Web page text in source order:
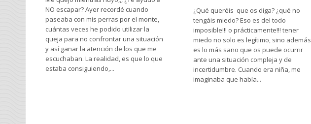
NO escapar? Ayer recordé cuando
paseaba con mis perras por el monte,
cuántas veces he podido utilizar la
queja para no confrontar una situación
y así ganar la atención de los que me
escuchaban. La realidad, es que lo que
estaba consiguiendo,...
¿Qué queréis que os diga? ¿qué no
tengáis miedo? Eso es del todo
imposible!!! o prácticamente!!! tener
miedo no solo es legítimo, sino además
es lo más sano que os puede ocurrir
ante una situación compleja y de
incertidumbre. Cuando era niña, me
imaginaba que había...